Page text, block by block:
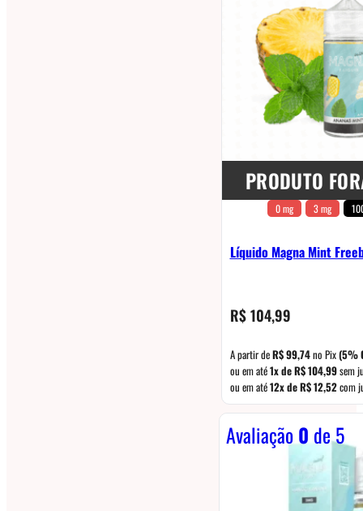
PRODUTO
0 mg 3 mg
Líquido Magna Mint
R$104,99
A partir deR$99,74no Pix(5%
ou em até1x deR$104,99sem
ou em até12x deR$12,52com
Avaliação0 de 5